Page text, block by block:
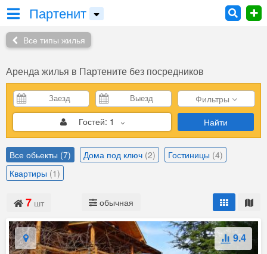
Партенит
Все типы жилья
Аренда жилья в Партените без посредников
Фильтры
Гостей: 1 Найти
Все обьекты (7) Дома под ключ (2) Гостиницы (4)
Квартиры (1)
7 шт обычная
9.4